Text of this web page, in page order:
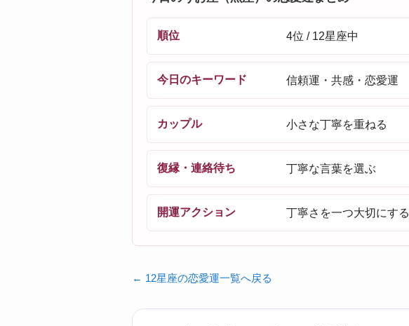
順位 4位 / 12星座中
今日のキーワード 信頼運・共感・恋愛運
カップル 小さな丁寧を重ねる
復縁・連絡待ち 丁寧な言葉を選ぶ
開運アクション 丁寧さを一つ大切にする
← 12星座の恋愛運一覧へ戻る